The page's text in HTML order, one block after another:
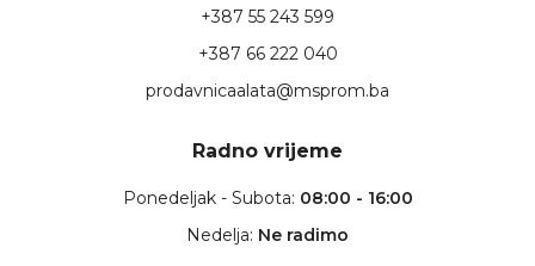
+387 55 243 599
+387 66 222 040
prodavnicaalata@msprom.ba
Radno vrijeme
Ponedeljak - Subota: 08:00 - 16:00
Nedelja: Ne radimo